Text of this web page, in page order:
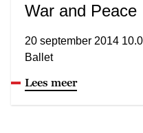
War and Peace
20 september 2014
Ballet
Lees meer